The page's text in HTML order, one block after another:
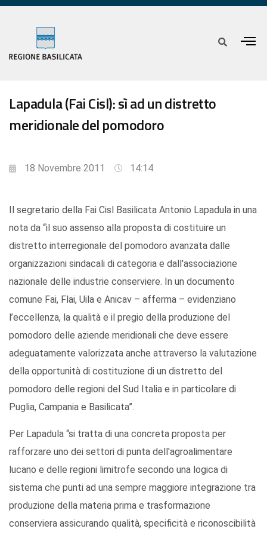
Lapadula (Fai Cisl): sì ad un distretto
meridionale del pomodoro
18 Novembre 2011 14:14
Il segretario della Fai Cisl Basilicata Antonio Lapadula in una
nota da “il suo assenso alla proposta di costituire un
distretto interregionale del pomodoro avanzata dalle
organizzazioni sindacali di categoria e dall'associazione
nazionale delle industrie conserviere. In un documento
comune Fai, Flai, Uila e Anicav – afferma – evidenziano
l’eccellenza, la qualità e il pregio della produzione del
pomodoro delle aziende meridionali che deve essere
adeguatamente valorizzata anche attraverso la valutazione
della opportunità di costituzione di un distretto del
pomodoro delle regioni del Sud Italia e in particolare di
Puglia, Campania e Basilicata”.
Per Lapadula “si tratta di una concreta proposta per
rafforzare uno dei settori di punta dell'agroalimentare
lucano e delle regioni limitrofe secondo una logica di
sistema che punti ad una sempre maggiore integrazione tra
produzione della materia prima e trasformazione
conserviera assicurando qualità, specificità e riconoscibilità